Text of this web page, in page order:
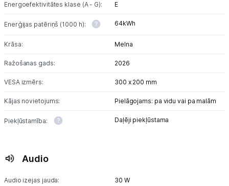
Energoefektivitātes klase (A - G): E
Enerģijas patēriņš (1000 h): 64kWh
Krāsa: Melna
Ražošanas gads: 2026
VESA izmērs: 300 x 200 mm
Kājas novietojums: Pielāgojams: pa vidu vai pa malām
Piekļūstamība: Daļēji piekļūstama
Audio
Audio izejas jauda: 30 W